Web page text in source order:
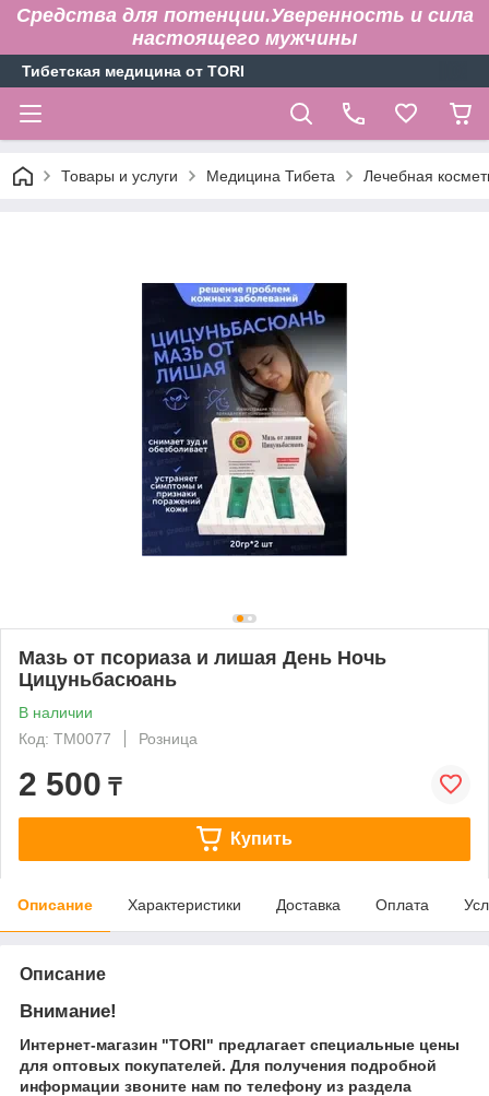
Средства для потенции.Уверенность и сила
настоящего мужчины
Тибетская медицина от TORI
Товары и услуги Медицина Тибета Лечебная
Мазь от псориаза и лишая День Ночь
Цицуньбасюань
В наличии
Код: ТМ0077
Розница
2 500 ₸
Купить
Описание Характеристики Доставка Оплата
Описание
Внимание!
Интернет-магазин "TORI" предлагает специальные цены
для оптовых покупателей. Для получения подробной
информации звоните нам по телефону из раздела